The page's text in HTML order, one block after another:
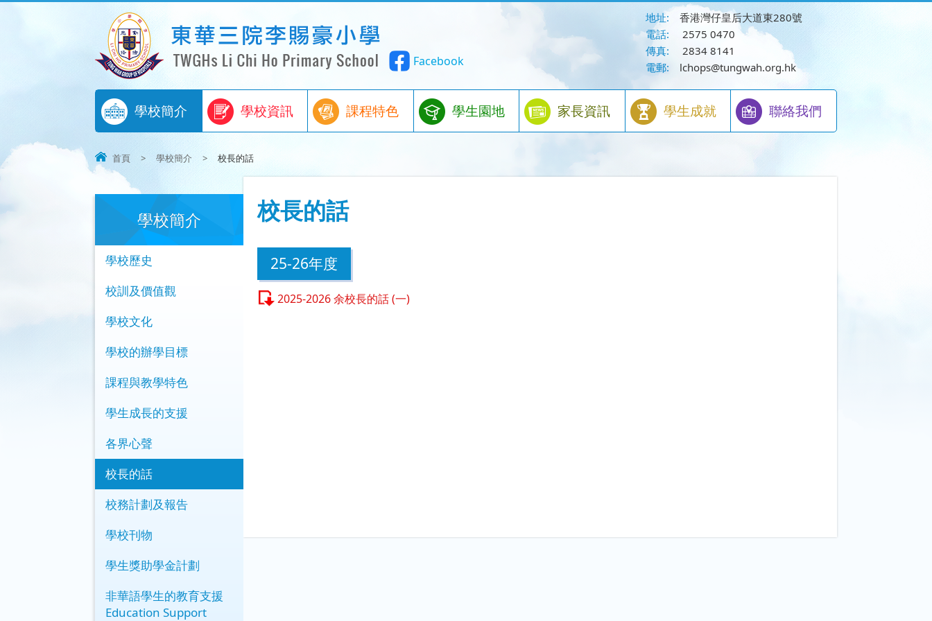
Facebook
地址:
香港灣仔皇后大道東280號
電話:
2575 0470
傳真:
2834 8141
電郵:
lchops@tungwah.org.hk
學校簡介 學校資訊 課程特色 學生園地 家長資訊 學生成就 聯絡我們
首頁 > 學校簡介 > 校長的話
校長的話
25-26年度
2025-2026 余校長的話 (一)
學校簡介
學校歷史
校訓及價值觀
學校文化
學校的辦學目標
課程與教學特色
學生成長的支援
各界心聲
校長的話
校務計劃及報告
學校刊物
學生獎助學金計劃
非華語學生的教育支援
Education Support